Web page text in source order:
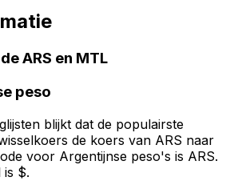
ARS en MTL
peso
blijkt dat de populairste
de koers van ARS naar
voor Argentijnse peso's is ARS.
is $.